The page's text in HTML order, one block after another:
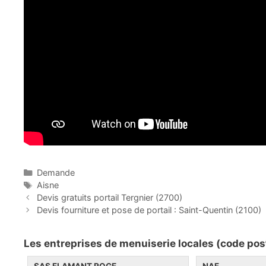
C
a
t
é
r
Demande
É
t
i
e
Aisne
P
o
n
Devis gratuits portail Tergnier (2700)
Devis fourniture et pose de portail : Saint-Quentin (2100)
Les entreprises de menuiserie locales (code